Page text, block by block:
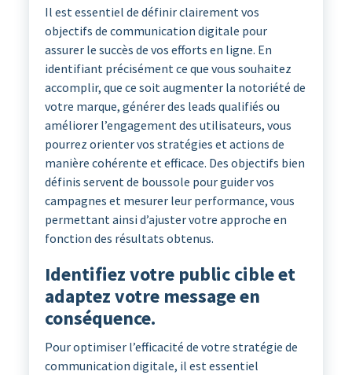
Il est essentiel de définir clairement vos
objectifs de communication digitale pour
assurer le succès de vos efforts en ligne. En
identifiant précisément ce que vous souhaitez
accomplir, que ce soit augmenter la notoriété de
votre marque, générer des leads qualifiés ou
améliorer l’engagement des utilisateurs, vous
pourrez orienter vos stratégies et actions de
manière cohérente et efficace. Des objectifs bien
définis servent de boussole pour guider vos
campagnes et mesurer leur performance, vous
permettant ainsi d’ajuster votre approche en
fonction des résultats obtenus.
Identifiez votre public cible et
adaptez votre message en
conséquence.
Pour optimiser l’efficacité de votre stratégie de
communication digitale, il est essentiel